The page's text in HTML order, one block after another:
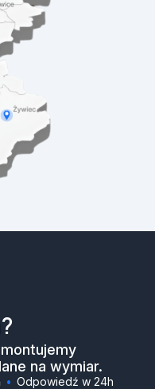
na wymiar.
Odpowiedź w 24h